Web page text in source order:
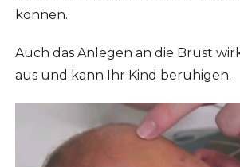
können.
Auch das Anlegen an die Brust
aus und kann Ihr Kind beruhigen.